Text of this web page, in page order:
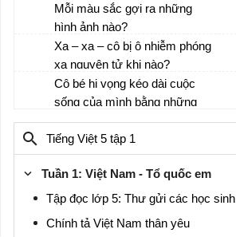
thôn Phin Ngan đã thay đổi
như thế nào?
Mỗi màu sắc gợi ra những
hình ảnh nào?
Xa – xa – cô bị ô nhiễm phóng
xạ nguyên tử khi nào?
Cô bé hi vọng kéo dài cuộc
sống của mình bằng những
cách nào?
Tiếng Việt 5 tập 1
Tuần 1: Việt Nam - Tổ quốc em
Tập đọc lớp 5: Thư gửi các học sinh
Chính tả Việt Nam thân yêu